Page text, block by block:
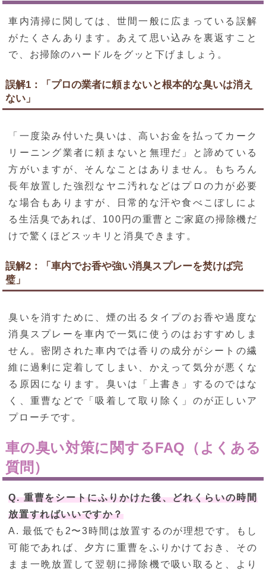
車内清掃に関しては、世間一般に広まっている誤解
がたくさんあります。あえて思い込みを裏返すこと
で、お掃除のハードルをグッと下げましょう。
誤解1：「プロの業者に頼まないと根本的な臭いは消え
ない」
「一度染み付いた臭いは、高いお金を払ってカーク
リーニング業者に頼まないと無理だ」と諦めている
方がいますが、そんなことはありません。もちろん
長年放置した強烈なヤニ汚れなどはプロの力が必要
な場合もありますが、日常的な汗や食べこぼしによ
る生活臭であれば、100円の重曹とご家庭の掃除機だ
けで驚くほどスッキリと消臭できます。
誤解2：「車内でお香や強い消臭スプレーを焚けば完
璧」
臭いを消すために、煙の出るタイプのお香や過度な
消臭スプレーを車内で一気に使うのはおすすめしま
せん。密閉された車内では香りの成分がシートの繊
維に過剰に定着してしまい、かえって気分が悪くな
る原因になります。臭いは「上書き」するのではな
く、重曹などで「吸着して取り除く」のが正しいア
プローチです。
車の臭い対策に関するFAQ（よくある
質問）
Q. 重曹をシートにふりかけた後、どれくらいの時間
放置すればいいですか？
A. 最低でも2〜3時間は放置するのが理想です。もし
可能であれば、夕方に重曹をふりかけておき、その
まま一晩放置して翌朝に掃除機で吸い取ると、より